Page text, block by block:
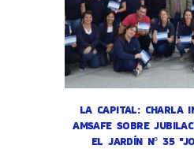
LA CAPITAL: CHARLA
AMSAFE SOBRE
EL JARDÍN Nº 35